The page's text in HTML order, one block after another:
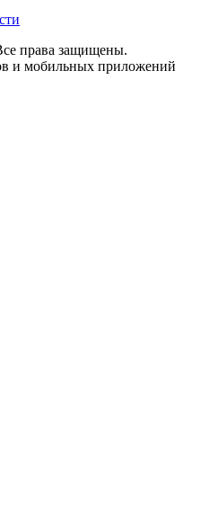
права защищены.
и мобильных приложений